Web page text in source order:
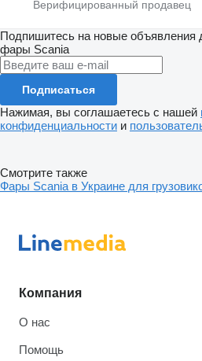
Подпишитесь на новые объявления
фары Scania
Подписаться
Нажимая, вы соглашаетесь с нашей
конфиденциальности и
Смотрите также
Фары Scania в Украине для
Компания
О нас
Помощь